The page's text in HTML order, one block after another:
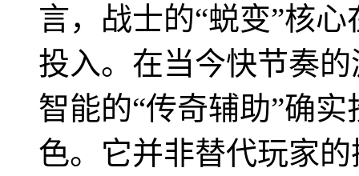
言，战士的“蜕变”核
投入。在当今快节奏
智能的“传奇辅助”确
色。它并非替代玩家